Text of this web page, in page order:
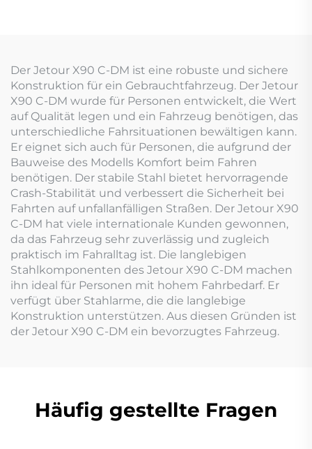
Der Jetour X90 C-DM ist eine robuste und sichere
Konstruktion für ein Gebrauchtfahrzeug. Der Jetour
X90 C-DM wurde für Personen entwickelt, die Wert
auf Qualität legen und ein Fahrzeug benötigen, das
unterschiedliche Fahrsituationen bewältigen kann.
Er eignet sich auch für Personen, die aufgrund der
Bauweise des Modells Komfort beim Fahren
benötigen. Der stabile Stahl bietet hervorragende
Crash-Stabilität und verbessert die Sicherheit bei
Fahrten auf unfallanfälligen Straßen. Der Jetour X90
C-DM hat viele internationale Kunden gewonnen,
da das Fahrzeug sehr zuverlässig und zugleich
praktisch im Fahralltag ist. Die langlebigen
Stahlkomponenten des Jetour X90 C-DM machen
ihn ideal für Personen mit hohem Fahrbedarf. Er
verfügt über Stahlarme, die die langlebige
Konstruktion unterstützen. Aus diesen Gründen ist
der Jetour X90 C-DM ein bevorzugtes Fahrzeug.
Häufig gestellte Fragen